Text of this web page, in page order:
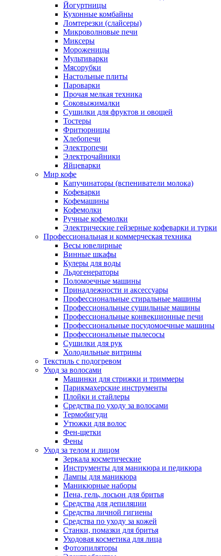
Йогуртницы
Кухонные комбайны
Ломтерезки (слайсеры)
Микроволновые печи
Миксеры
Мороженицы
Мультиварки
Мясорубки
Настольные плиты
Пароварки
Прочая мелкая техника
Соковыжималки
Сушилки для фруктов и овощей
Тостеры
Фритюрницы
Хлебопечи
Электропечи
Электрочайники
Яйцеварки
Мир кофе
Капучинаторы (вспениватели молока)
Кофеварки
Кофемашины
Кофемолки
Ручные кофемолки
Электрические гейзерные кофеварки и турки
Профессиональная и коммерческая техника
Весы ювелирные
Винные шкафы
Кулеры для воды
Льдогенераторы
Поломоечные машины
Принадлежности и аксессуары
Профессиональные стиральные машины
Профессиональные сушильные машины
Профессиональные конвекционные печи
Профессиональные посудомоечные машины
Профессиональные пылесосы
Сушилки для рук
Холодильные витрины
Текстиль с подогревом
Уход за волосами
Машинки для стрижки и триммеры
Парикмахерские инструменты
Плойки и стайлеры
Средства по уходу за волосами
Термобигуди
Утюжки для волос
Фен-щетки
Фены
Уход за телом и лицом
Зеркала косметические
Инструменты для маникюра и педикюра
Лампы для маникюра
Маникюрные наборы
Пена, гель, лосьон для бритья
Средства для депиляции
Средства личной гигиены
Средства по уходу за кожей
Станки, помазки для бритья
Уходовая косметика для лица
Фотоэпиляторы